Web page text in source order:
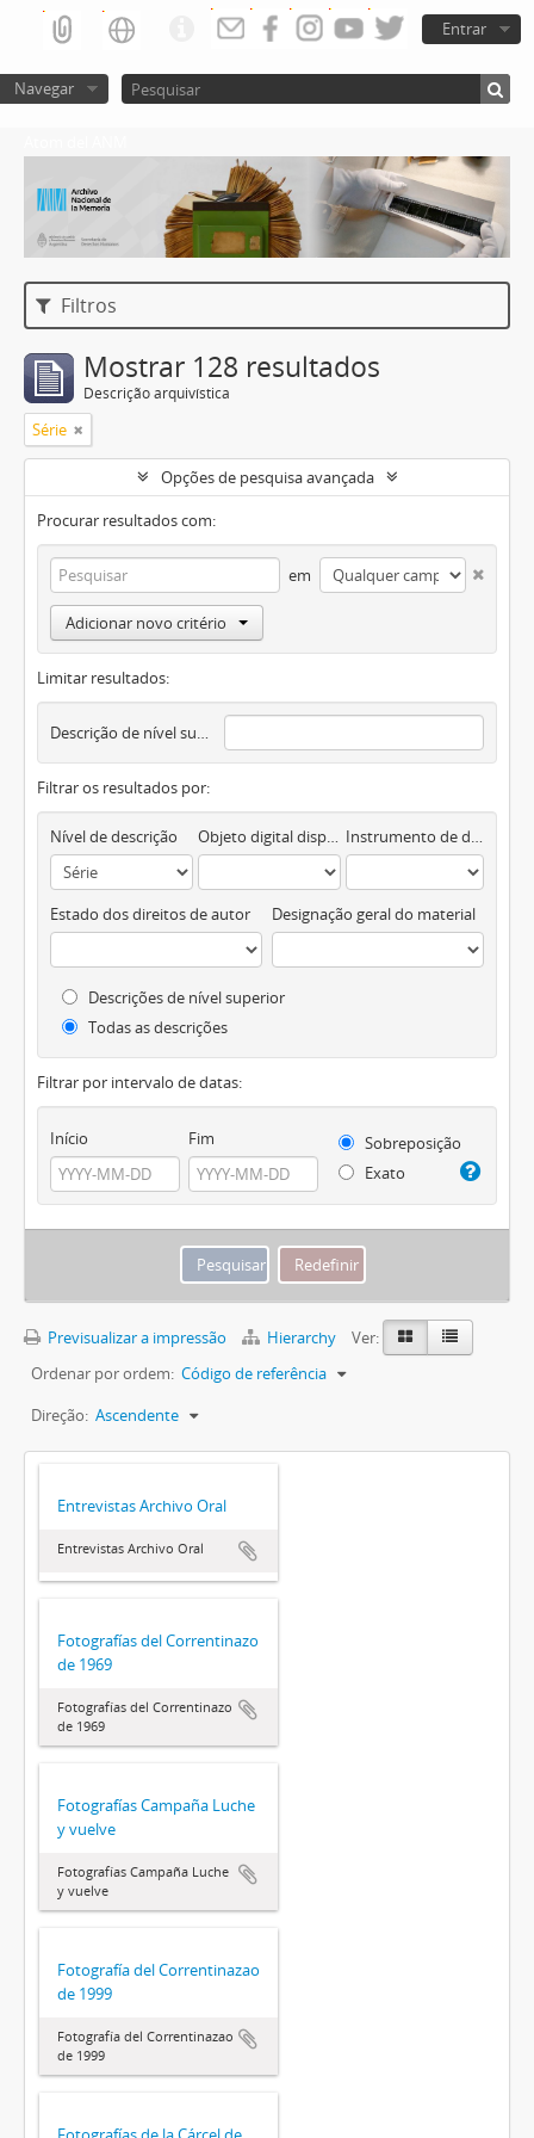
Entrar
Navegar
Filtros
Mostrar 128 resultados
Descrição arquivística
Série
Opções de pesquisa avançada
Procurar resultados com:
em
Adicionar novo critério
Limitar resultados:
Descrição de nível superior
Filtrar os resultados por:
Nível de descrição Objeto digital disponível Instrumento de descrição documental
Estado dos direitos de autor Designação geral do material
Descrições de nível superior
Todas as descrições
Filtrar por intervalo de datas:
Início Fim
Sobreposição
Exato
Previsualizar a impressão Hierarchy
Ver:
Ordenar por ordem: Código de referência
Direção: Ascendente
Entrevistas Archivo Oral
Entrevistas Archivo Oral
Fotografías del Correntinazo
de 1969
Fotografías del Correntinazo
de 1969
Fotografías Campaña Luche
y vuelve
Fotografías Campaña Luche
y vuelve
Fotografía del Correntinazao
de 1999
Fotografía del Correntinazao
de 1999